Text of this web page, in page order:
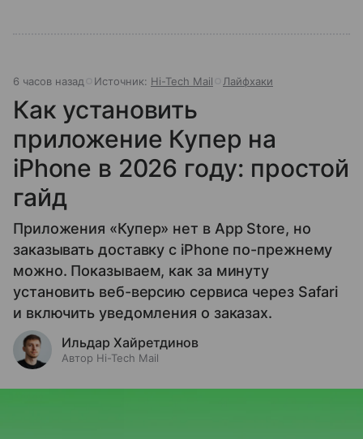
6 часов назад Источник: Hi-Tech Mail Лайфхаки
Как установить
приложение Купер на
iPhone в 2026 году: простой
гайд
Приложения «Купер» нет в App Store, но
заказывать доставку с iPhone по-прежнему
можно. Показываем, как за минуту
установить веб-версию сервиса через Safari
и включить уведомления о заказах.
Ильдар Хайретдинов
Автор Hi-Tech Mail